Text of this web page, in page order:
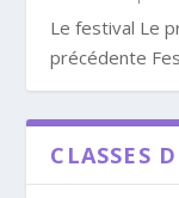
Le festival Le
précédente
CLASSES